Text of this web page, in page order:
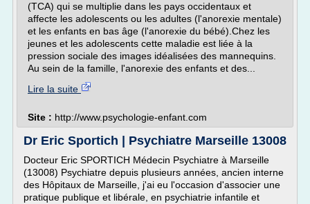
(TCA) qui se multiplie dans les pays occidentaux et
affecte les adolescents ou les adultes (l'anorexie mentale)
et les enfants en bas âge (l'anorexie du bébé).Chez les
jeunes et les adolescents cette maladie est liée à la
pression sociale des images idéalisées des mannequins.
Au sein de la famille, l'anorexie des enfants et des...
Lire la suite
Site : http://www.psychologie-enfant.com
Dr Eric Sportich | Psychiatre Marseille 13008
Docteur Eric SPORTICH Médecin Psychiatre à Marseille
(13008) Psychiatre depuis plusieurs années, ancien interne
des Hôpitaux de Marseille, j'ai eu l'occasion d'associer une
pratique publique et libérale, en psychiatrie infantile et